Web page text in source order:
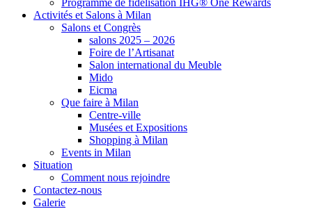
Programme de fidélisation IHG® One Rewards
Activités et Salons à Milan
Salons et Congrès
salons 2025 – 2026
Foire de l’Artisanat
Salon international du Meuble
Mido
Eicma
Que faire à Milan
Centre-ville
Musées et Expositions
Shopping à Milan
Events in Milan
Situation
Comment nous rejoindre
Contactez-nous
Galerie